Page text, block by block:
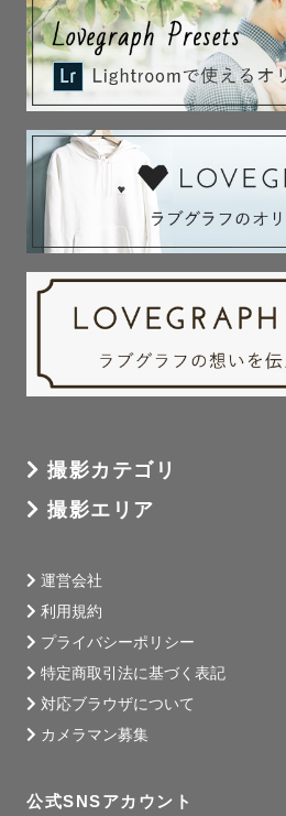
撮影カテゴリ
撮影エリア
運営会社
利用規約
プライバシーポリシー
特定商取引法に基づく表記
対応ブラウザについて
カメラマン募集
公式SNSアカウント